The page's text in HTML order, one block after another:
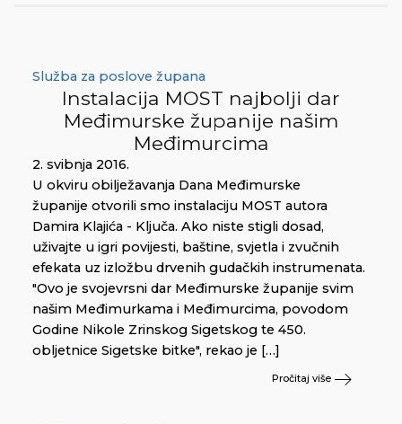
Služba za poslove župana
Instalacija MOST najbolji dar
Međimurske županije našim
Međimurcima
2. svibnja 2016.
U okviru obilježavanja Dana Međimurske
županije otvorili smo instalaciju MOST autora
Damira Klajića - Ključa. Ako niste stigli dosad,
uživajte u igri povijesti, baštine, svjetla i zvučnih
efekata uz izložbu drvenih gudačkih instrumenata.
"Ovo je svojevrsni dar Međimurske županije svim
našim Međimurkama i Međimurcima, povodom
Godine Nikole Zrinskog Sigetskog te 450.
obljetnice Sigetske bitke", rekao je […]
Pročitaj više